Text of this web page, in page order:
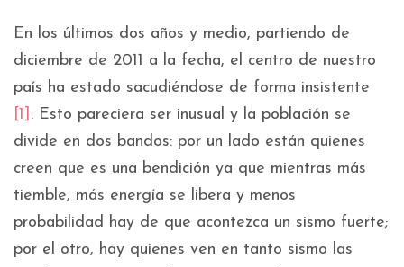
En los últimos dos años y medio, partiendo de
diciembre de 2011 a la fecha, el centro de nuestro
país ha estado sacudiéndose de forma insistente
[1] . Esto pareciera ser inusual y la población se
divide en dos bandos: por un lado están quienes
creen que es una bendición ya que mientras más
tiemble, más energía se libera y menos
probabilidad hay de que acontezca un sismo fuerte;
por el otro, hay quienes ven en tanto sismo las